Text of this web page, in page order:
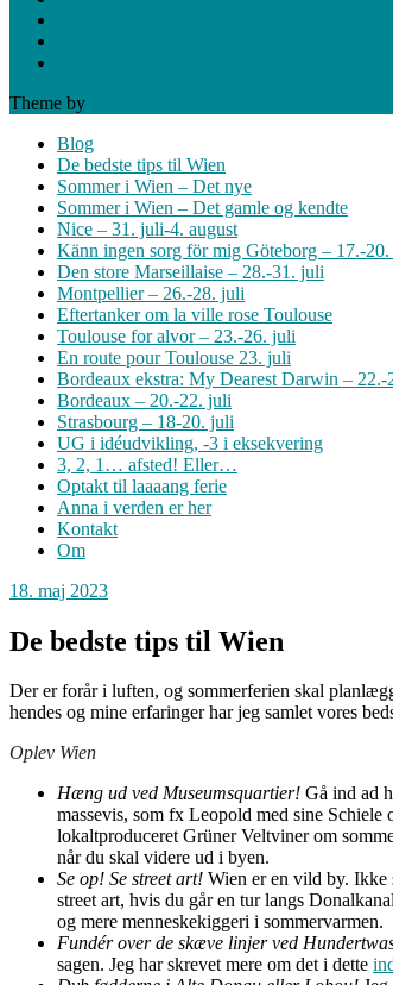
Theme by
Blog
De bedste tips til Wien
Sommer i Wien – Det nye
Sommer i Wien – Det gamle og kendte
Nice – 31. juli-4. august
Känn ingen sorg för mig Göteborg – 17.-
Den store Marseillaise – 28.-31. juli
Montpellier – 26.-28. juli
Eftertanker om la ville rose Toulouse
Toulouse for alvor – 23.-26. juli
En route pour Toulouse 23. juli
Bordeaux ekstra: My Dearest Darwin – 22.-
Bordeaux – 20.-22. juli
Strasbourg – 18-20. juli
UG i idéudvikling, -3 i eksekvering
3, 2, 1… afsted! Eller…
Optakt til laaaang ferie
Anna i verden er her
Kontakt
Om
18. maj 2023
De bedste tips til Wien
Der er forår i luften, og sommerferien skal
hendes og mine erfaringer har jeg samlet vores
Oplev Wien
Hæng ud ved Museumsquartier! Gå ind ad
massevis, som fx Leopold med sine
lokaltproduceret Grüner Veltviner om
når du skal videre ud i byen.
Se op! Se street art! Wien er en vild by. Ikke
street art, hvis du går en tur langs
og mere menneskekiggeri i sommervarmen.
Fundér over de skæve linjer ved
sagen. Jeg har skrevet mere om det i dette